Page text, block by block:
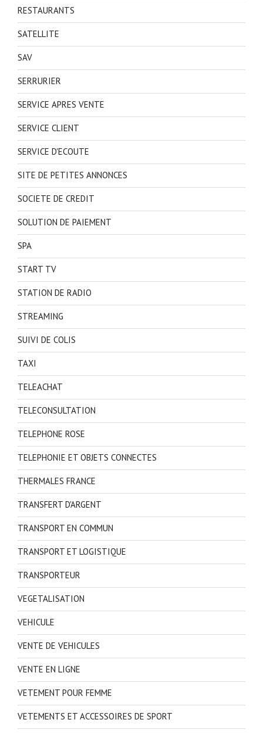
RESTAURANTS
SATELLITE
SAV
SERRURIER
SERVICE APRES VENTE
SERVICE CLIENT
SERVICE D'ECOUTE
SITE DE PETITES ANNONCES
SOCIETE DE CREDIT
SOLUTION DE PAIEMENT
SPA
START TV
STATION DE RADIO
STREAMING
SUIVI DE COLIS
TAXI
TELEACHAT
TELECONSULTATION
TELEPHONE ROSE
TELEPHONIE ET OBJETS CONNECTES
THERMALES FRANCE
TRANSFERT D'ARGENT
TRANSPORT EN COMMUN
TRANSPORT ET LOGISTIQUE
TRANSPORTEUR
VEGETALISATION
VEHICULE
VENTE DE VEHICULES
VENTE EN LIGNE
VETEMENT POUR FEMME
VETEMENTS ET ACCESSOIRES DE SPORT